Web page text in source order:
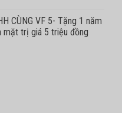
CÙNG VF 5- Tặng 1 năm
mặt trị giá 5 triệu đồng